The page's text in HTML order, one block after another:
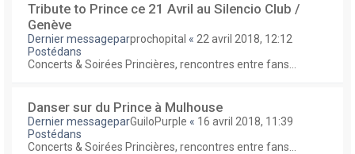
Tribute to Prince ce 21 Avril au Silencio Club /
Genève
Dernier messageparprochopital « 22 avril 2018, 12:12
Postédans
Concerts & Soirées Princières, rencontres entre fans...
Danser sur du Prince à Mulhouse
Dernier messageparGuiloPurple « 16 avril 2018, 11:39
Postédans
Concerts & Soirées Princières, rencontres entre fans...